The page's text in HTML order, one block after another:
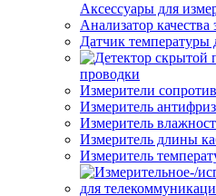
Аксессуары для
Анализатор качества
Датчик
проводки
Измерители
Измеритель
Измеритель
Измеритель длины
Измеритель